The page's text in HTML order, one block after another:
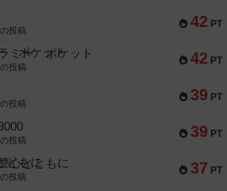
42 PT
投稿
42 PT
ミー ポケット
投稿
39 PT
投稿
39 PT
投稿
37 PT
心とともに
投稿